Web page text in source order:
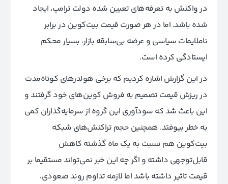
در واکنش به تعرفه‌های تعیین شده دولت ترامپ، ایجاد
شده باشد. اما در هر صورت قیمت بیت‌کوین در برابر
ناملایمات سیاسی و عرضه بی‌سابقه بازار، بسیار محکم
ایستادگی کرده است.
در این گزارش اشاره کردیم که برخی هولدرهای کوتاه‌مدت
در ریزش قیمت تصمیم به فروش کوین‌های خود گرفتند و
این باعث شد که سودآوری این گروه از سرمایه‌گذاران کمی
به خطر بیوفتد. همچنین حجم تراکنش‌های شبکه
بیت‌کوین هم نسبت به یک ماه گذشته کاهش
قابل‌توجهی داشته و اگر چه این خبر نمی‌تواند مستقیما بر
قیمت تاثیر داشته باشد اما لازمه‌ تداوم روند صعودی،